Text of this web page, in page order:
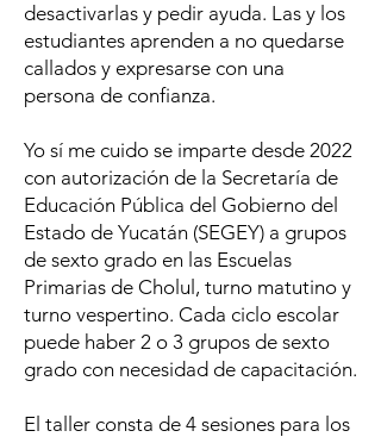
desactivarlas y pedir ayuda. Las y los
estudiantes aprenden a no quedarse
callados y expresarse con una
persona de confianza.
Yo sí me cuido se imparte desde 2022
con autorización de la Secretaría de
Educación Pública del Gobierno del
Estado de Yucatán (SEGEY) a grupos
de sexto grado en las Escuelas
Primarias de Cholul, turno matutino y
turno vespertino. Cada ciclo escolar
puede haber 2 o 3 grupos de sexto
grado con necesidad de capacitación.
El taller consta de 4 sesiones para los